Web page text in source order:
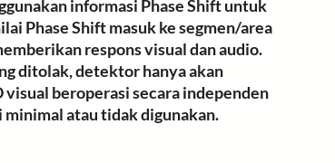
informasi Phase Shift untuk
Phase Shift masuk ke segmen/area
respons visual dan audio.
ditolak, detektor hanya akan
visual beroperasi secara independen
atau tidak digunakan.